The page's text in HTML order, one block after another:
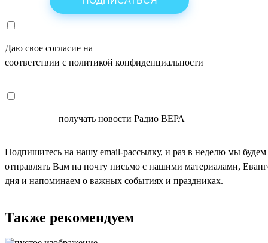
Даю свое согласие на
соответствии с политикой конфиденциальности
получать новости Радио ВЕРА
Подпишитесь на нашу email-рассылку, и раз в неделю мы будем
отправлять Вам на почту письмо с нашими материалами,
дня и напоминаем о важных событиях и праздниках.
Также рекомендуем